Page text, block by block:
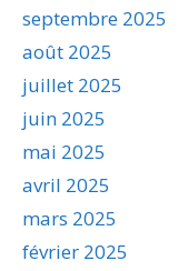
septembre 2025
août 2025
juillet 2025
juin 2025
mai 2025
avril 2025
mars 2025
février 2025